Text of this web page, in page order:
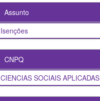
Assunto
Isenções
CNPQ
CIENCIAS SOCIAIS APLICADAS